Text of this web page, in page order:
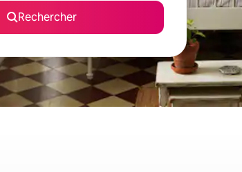
Rechercher